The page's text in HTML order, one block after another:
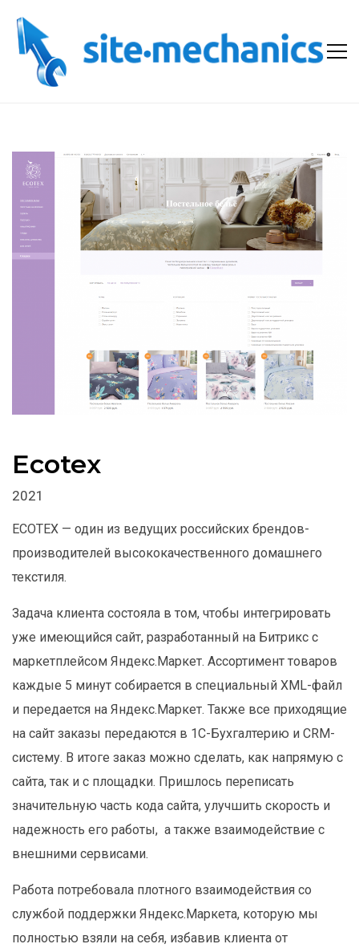
Ecotex
2021
ECOTEX — один из ведущих российских брендов-
производителей высококачественного домашнего
текстиля.
Задача клиента состояла в том, чтобы интегрировать
уже имеющийся сайт, разработанный на Битрикс с
маркетплейсом Яндекс.Маркет. Ассортимент товаров
каждые 5 минут собирается в специальный XML-файл
и передается на Яндекс.Маркет. Также все приходящие
на сайт заказы передаются в 1С-Бухгалтерию и CRM-
систему. В итоге заказ можно сделать, как напрямую с
сайта, так и с площадки. Пришлось переписать
значительную часть кода сайта, улучшить скорость и
надежность его работы, а также взаимодействие с
внешними сервисами.
Работа потребовала плотного взаимодействия со
службой поддержки Яндекс.Маркета, которую мы
полностью взяли на себя, избавив клиента от